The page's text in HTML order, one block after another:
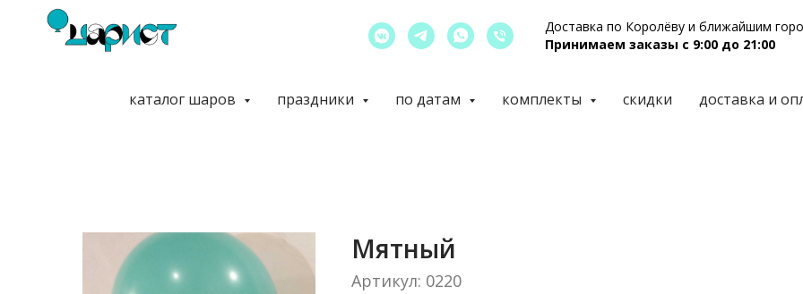
Доставка по Королёву и ближайшим
Принимаем заказы с 9:00 до 21:00
каталог шаров праздники по датам комплекты скидки доставка и
Мятный
Артикул: 0220